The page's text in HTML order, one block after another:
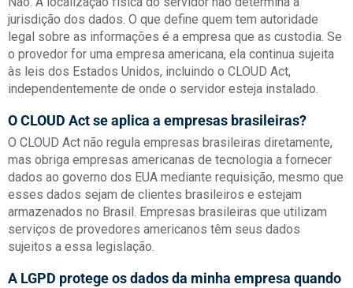
jurisdição dos dados. O que define quem tem autoridade
legal sobre as informações é a empresa que as custodia. Se
o provedor for uma empresa americana, ela continua sujeita
às leis dos Estados Unidos, incluindo o CLOUD Act,
independentemente de onde o servidor esteja instalado.
O CLOUD Act se aplica a empresas brasileiras?
O CLOUD Act não regula empresas brasileiras diretamente,
mas obriga empresas americanas de tecnologia a fornecer
dados ao governo dos EUA mediante requisição, mesmo que
esses dados sejam de clientes brasileiros e estejam
armazenados no Brasil. Empresas brasileiras que utilizam
serviços de provedores americanos têm seus dados
sujeitos a essa legislação.
A LGPD protege os dados da minha empresa quando